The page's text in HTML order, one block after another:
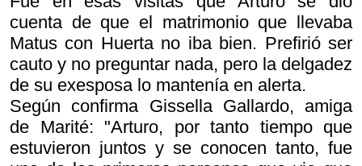
cuenta de que el matrimonio que llevaba
Matus con Huerta no iba bien. Prefirió ser
cauto y no preguntar nada, pero la delgadez
de su exesposa lo mantenía en alerta.
Según confirma Gissella Gallardo, amiga
de Marité: "Arturo, por tanto tiempo que
estuvieron juntos y se conocen tanto, fue